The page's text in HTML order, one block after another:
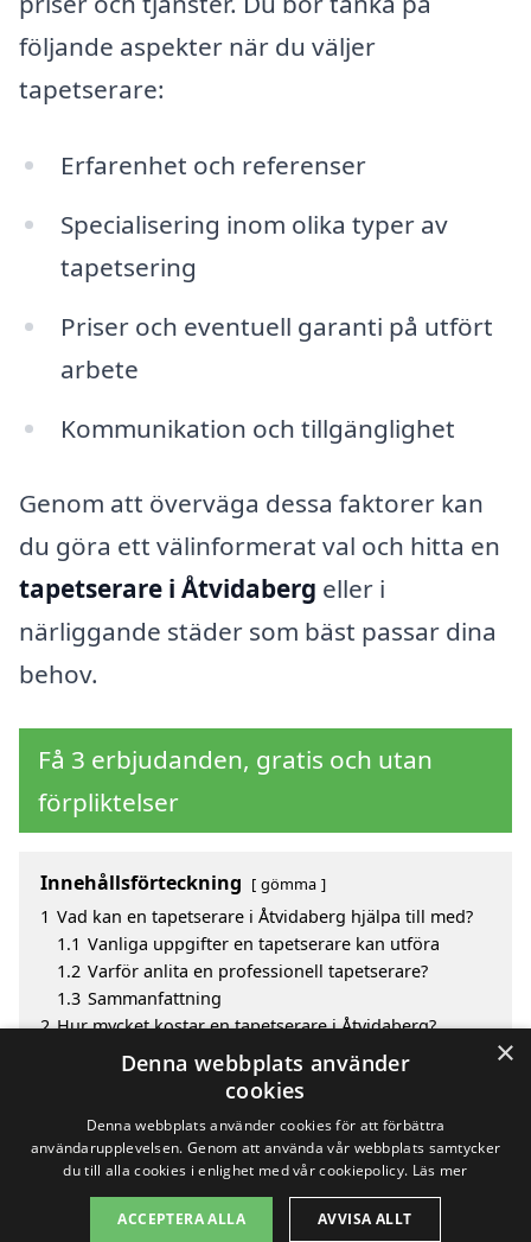
följande aspekter när du väljer
tapetserare:
Erfarenhet och referenser
Specialisering inom olika typer av
tapetsering
Priser och eventuell garanti på utfört
arbete
Kommunikation och tillgänglighet
Genom att överväga dessa faktorer kan
du göra ett välinformerat val och hitta en
tapetserare i Åtvidaberg eller i
närliggande städer som bäst passar dina
behov.
Få 3 erbjudanden, gratis och utan
förpliktelser
Innehållsförteckning gömma
1 Vad kan en tapetserare i Åtvidaberg hjälpa till med?
1.1 Vanliga uppgifter en tapetserare kan utföra
1.2 Varför anlita en professionell tapetserare?
1.3 Sammanfattning
2 Hur mycket kostar en tapetserare i Åtvidaberg?
Fördelar med att välja tapetserare i Åtvidaberg
Sök efter en skicklig tapetserare i de omgivande
Copyright 2026 - Pilanto Aps
×
Denna webbplats använder
cookies
Denna webbplats använder cookies för att förbättra
användarupplevelsen. Genom att använda vår webbplats samtycker
du till alla cookies i enlighet med vår cookiepolicy. Läs mer
ACCEPTERA ALLA AVVISA ALLT